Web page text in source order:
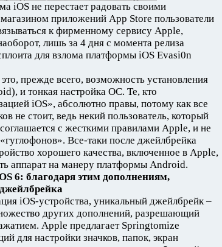
iOS не перестает радовать своими
приложений App Store пользователи
к фирменному сервису Apple,
лишь за 4 дня с момента релиза
для взлома платформы iOS Evasi0n
прежде всего, возможность установления
и тонкая настройка ОС. Те, кто
iOS», абсолютно правы, потому как все
не стоит, ведь некий пользователь, который
с жесткими правилами Apple, и не
Все-таки после джейлбрейка
хорошего качества, включенное в Apple,
аппарат на манеру платформы Android.
6: благодаря этим дополнениям,
iOS-устройства, уникальный джейлбрейк –
других дополнений, разрешающий
Apple предлагает Springtomize
для настройки значков, папок, экран